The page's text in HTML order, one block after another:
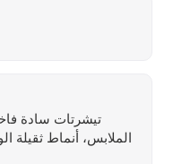
تيشرتات سادة
الملابس، أنماط